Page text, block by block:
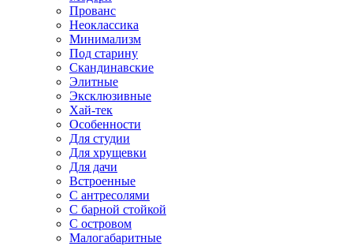
Прованс
Неоклассика
Минимализм
Под старину
Скандинавские
Элитные
Эксклюзивные
Хай-тек
Особенности
Для студии
Для хрущевки
Для дачи
Встроенные
С антресолями
С барной стойкой
С островом
Малогабаритные